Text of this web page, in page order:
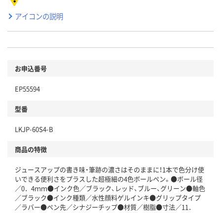
アイコンの説明
お申込番号
EP55594
型番
LKJP-60S4-B
商品の特徴
ジュースアップの書き味・筆跡の濃さはそのままに！1本で色分け使
いできる便利さをプラスした超極細の4色ボールペン。●ボール径
／0．4ｍｍ●インク色／ブラック、レッド、ブルー、グリーン●軸色
／ブラック●インク種類／水性顔料ゲルインキ●グリップタイプ
／ラバー●ペン先／シナジーチップ●材質／樹脂●寸法／11．